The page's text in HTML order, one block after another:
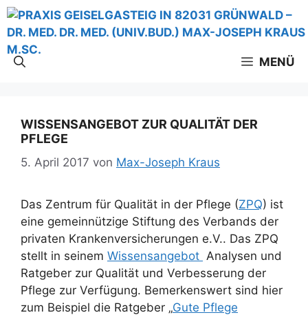
Zum
Inhalt
springen
MENÜ
WISSENSANGEBOT ZUR QUALITÄT DER
PFLEGE
5. April 2017 von Max-Joseph Kraus
Das Zentrum für Qualität in der Pflege (ZPQ) ist
eine gemeinnützige Stiftung des Verbands der
privaten Krankenversicherungen e.V.. Das ZPQ
stellt in seinem Wissensangebot Analysen und
Ratgeber zur Qualität und Verbesserung der
Pflege zur Verfügung. Bemerkenswert sind hier
zum Beispiel die Ratgeber „Gute Pflege